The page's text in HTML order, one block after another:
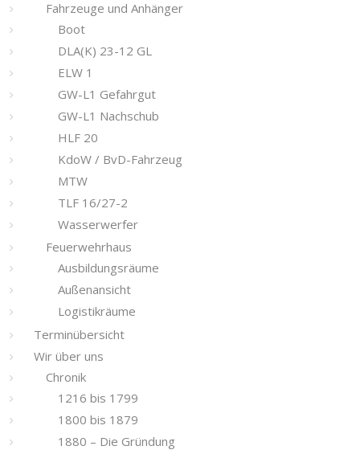
Fahrzeuge und Anhänger
Boot
DLA(K) 23-12 GL
ELW 1
GW-L1 Gefahrgut
GW-L1 Nachschub
HLF 20
KdoW / BvD-Fahrzeug
MTW
TLF 16/27-2
Wasserwerfer
Feuerwehrhaus
Ausbildungsräume
Außenansicht
Logistikräume
Terminübersicht
Wir über uns
Chronik
1216 bis 1799
1800 bis 1879
1880 – Die Gründung